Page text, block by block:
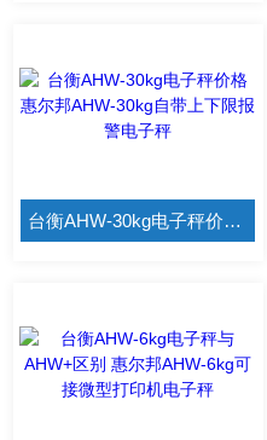
台衡AHW-30kg电子秤价格 惠尔邦AHW-30kg自带上下限报警电子秤